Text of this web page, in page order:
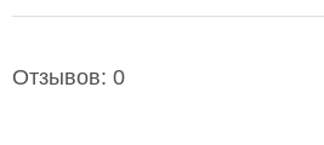
Отзывов: 0